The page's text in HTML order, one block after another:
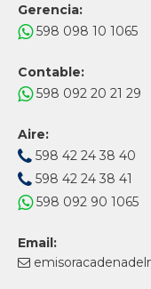
Gerencia:
598 098 10 1065
Contable:
598 092 20 21 29
Aire:
598 42 24 38 40
598 42 24 38 41
598 092 90 1065
Email: